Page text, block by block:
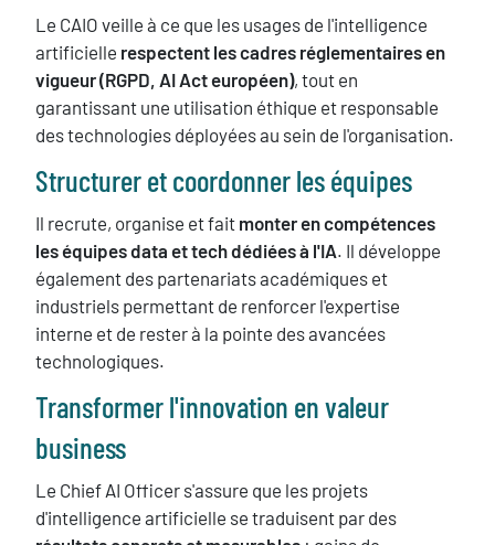
Le CAIO veille à ce que les usages de l'intelligence
artificielle respectent les cadres réglementaires en
vigueur (RGPD, AI Act européen), tout en
garantissant une utilisation éthique et responsable
des technologies déployées au sein de l'organisation.
Structurer et coordonner les équipes
Il recrute, organise et fait monter en compétences
les équipes data et tech dédiées à l'IA. Il développe
également des partenariats académiques et
industriels permettant de renforcer l'expertise
interne et de rester à la pointe des avancées
technologiques.
Transformer l'innovation en valeur
business
Le Chief AI Officer s'assure que les projets
d'intelligence artificielle se traduisent par des